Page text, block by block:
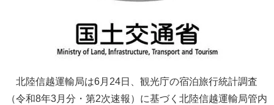
北陸信越運輸局は6月24日、観光庁の宿泊旅行統計調査
（令和8年3月分・第2次速報）に基づく北陸信越運輸局管内